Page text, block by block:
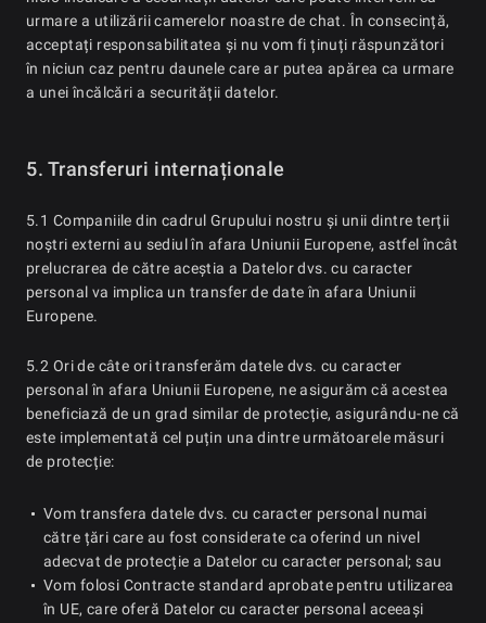
urmare a utilizării camerelor noastre de chat. În consecință,
acceptați responsabilitatea și nu vom fi ținuți răspunzători
în niciun caz pentru daunele care ar putea apărea ca urmare
a unei încălcări a securității datelor.
5. Transferuri internaționale
5.1 Companiile din cadrul Grupului nostru și unii dintre terții
noștri externi au sediul în afara Uniunii Europene, astfel încât
prelucrarea de către aceștia a Datelor dvs. cu caracter
personal va implica un transfer de date în afara Uniunii
Europene.
5.2 Ori de câte ori transferăm datele dvs. cu caracter
personal în afara Uniunii Europene, ne asigurăm că acestea
beneficiază de un grad similar de protecție, asigurându-ne că
este implementată cel puțin una dintre următoarele măsuri
de protecție:
Vom transfera datele dvs. cu caracter personal numai
către țări care au fost considerate ca oferind un nivel
adecvat de protecție a Datelor cu caracter personal; sau
Vom folosi Contracte standard aprobate pentru utilizarea
în UE, care oferă Datelor cu caracter personal aceeași